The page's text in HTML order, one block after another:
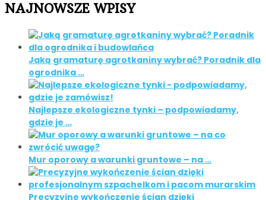
NAJNOWSZE WPISY
Jaką gramaturę agrotkaniny wybrać? Poradnik dla
ogrodnika …
Najlepsze ekologiczne tynki – podpowiadamy,
gdzie je …
Mur oporowy a warunki gruntowe – na …
Precyzyjne wykończenie ścian dzięki